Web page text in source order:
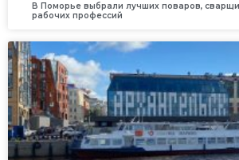
В Поморье выбрали лучших поваров,
рабочих профессий